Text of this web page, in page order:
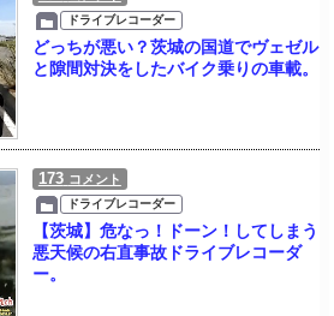
ドライブレコーダー
どっちが悪い？茨城の国道でヴェゼル
と隙間対決をしたバイク乗りの車載。
173 コメント
ドライブレコーダー
【茨城】危なっ！ドーン！してしまう
悪天候の右直事故ドライブレコーダ
ー。